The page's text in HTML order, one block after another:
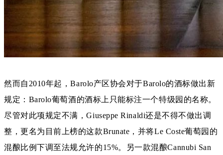
然而自2010年起，Barolo产区协会对于Barolo的酒标做出新
规定：Barolo葡萄酒的酒标上只能标注一个特级园的名称。
尽管对此项规定不满，Giuseppe Rinaldi还是不得不做出调
整，更名为目前上榜的这款Brunate，并将Le Coste葡萄园的
混酿比例下调至法规允许的15%。另一款混酿Cannubi San